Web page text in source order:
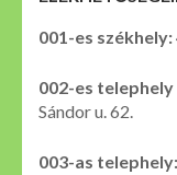
001-es székhely:
002-es
Sándor u. 62.
003-as telephely: